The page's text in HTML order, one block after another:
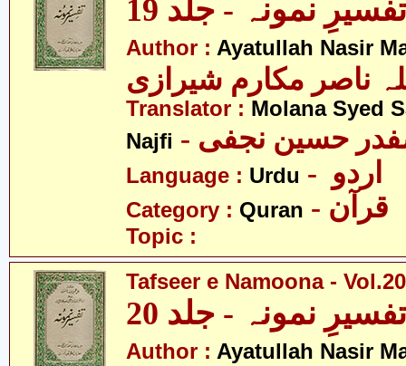
تفسیرِ نمونہ - جلد 19
Author : Ayatullah Nasir
ناصر مکارم شیرازی
Translator : Molana Syed
Najfi
صفدر حسین نجفی
Language : Urdu
Category : Quran - قرآن
Topic :
Tafseer e Namoona - Vol.20
تفسیرِ نمونہ - جلد 20
Author : Ayatullah Nasir